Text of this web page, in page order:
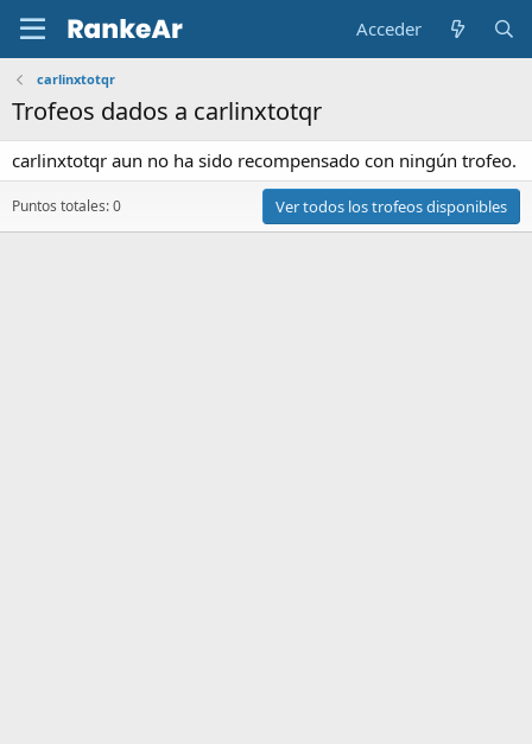
Acceder
carlinxtotqr
Trofeos dados a carlinxtotqr
carlinxtotqr aun no ha sido recompensado con ningún trofeo.
Puntos totales: 0 Ver todos los trofeos disponibles